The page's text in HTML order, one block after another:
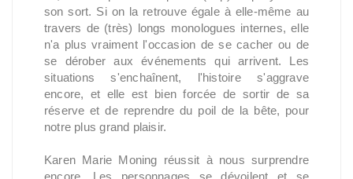
son sort. Si on la retrouve égale à elle-même au
travers de (très) longs monologues internes, elle
n'a plus vraiment l'occasion de se cacher ou de
se dérober aux événements qui arrivent. Les
situations s'enchaînent, l'histoire s'aggrave
encore, et elle est bien forcée de sortir de sa
réserve et de reprendre du poil de la bête, pour
notre plus grand plaisir.
Karen Marie Moning réussit à nous surprendre
encore. Les personnages se dévoilent et se